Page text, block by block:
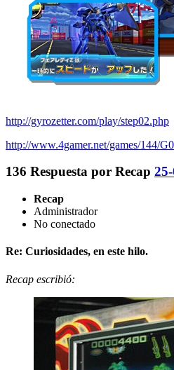
http://gyrozetter.com/play/step02.php
http://www.4gamer.net/games/144/
136 Respuesta por Recap
Recap
Administrador
No conectado
Re: Curiosidades, en este hilo.
Recap escribió: